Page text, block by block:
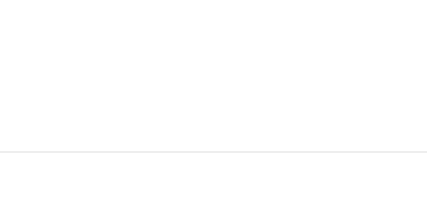
再来作隐秘工作的方向与路途。当有人
、考察，看看这道有没有真理，发表的话语
全，作成得胜者，进入神的国中与主同赴筵
算有路了……”